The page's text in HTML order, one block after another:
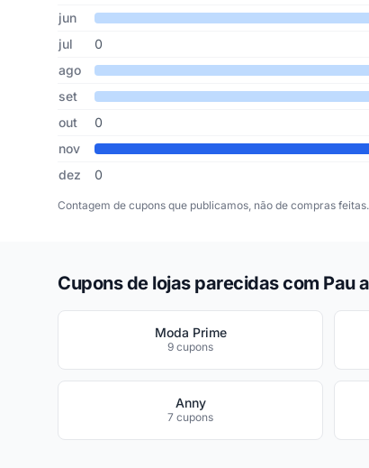
jun
jul
0
ago
set
out
0
nov
dez
0
Contagem de cupons que publicamos, não de compras
Cupons de lojas parecidas com Pau
Moda Prime
9 cupons
Anny
7 cupons